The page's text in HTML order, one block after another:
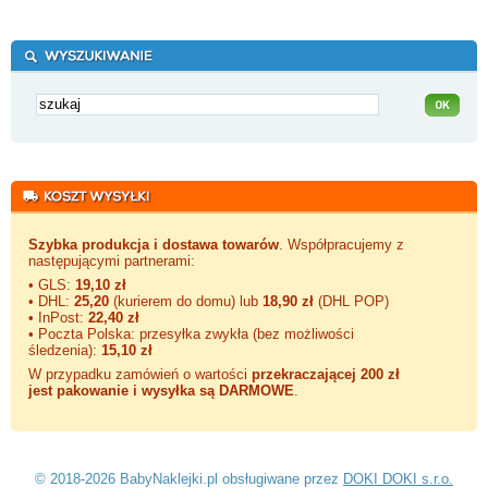
Szybka produkcja i dostawa towarów. Współpracujemy z
następującymi partnerami:
• GLS: 19,10 zł
• DHL: 25,20 (kurierem do domu) lub 18,90 zł (DHL POP)
• InPost: 22,40 zł
• Poczta Polska: przesyłka zwykła (bez możliwości
śledzenia): 15,10 zł
W przypadku zamówień o wartości przekraczającej 200 zł
jest pakowanie i wysyłka są DARMOWE.
© 2018-2026 BabyNaklejki.pl obsługiwane przez DOKI DOKI s.r.o.